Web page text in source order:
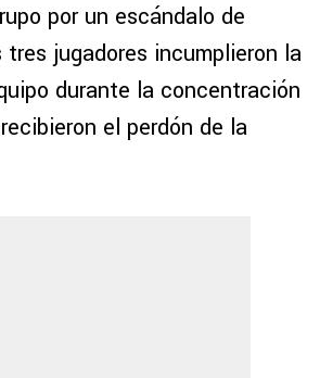
por un escándalo de
jugadores incumplieron la
durante la concentración
el perdón de la